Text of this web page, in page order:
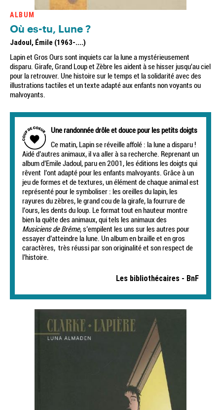
ALBUM
Où es-tu, Lune ?
Jadoul, Émile (1963-....)
Lapin et Gros Ours sont inquiets car la lune a mystérieusement
disparu. Girafe, Grand Loup et Zèbre les aident à se hisser jusqu'au ciel
pour la retrouver. Une histoire sur le temps et la solidarité avec des
illustrations tactiles et un texte adapté aux enfants non voyants ou
malvoyants.
Une randonnée drôle et douce pour les petits doigts
Ce matin, Lapin se réveille affolé : la lune a disparu !
Aidé d’autres animaux, il va aller à sa recherche. Reprenant un
album d’Emile Jadoul, paru en 2001, les éditions les doigts qui
rêvent l’ont adapté pour les enfants malvoyants. Grâce à un
jeu de formes et de textures, un élément de chaque animal est
représenté pour le symboliser : les oreilles du lapin, les
rayures du zèbres, le grand cou de la girafe, la fourrure de
l’ours, les dents du loup. Le format tout en hauteur montre
bien la quête des animaux, qui tels les animaux des
Musiciens de Brême, s’empilent les uns sur les autres pour
essayer d’atteindre la lune. Un album en braille et en gros
caractères, très réussi par son originalité et son respect de
l’histoire.
Les bibliothécaires - BnF